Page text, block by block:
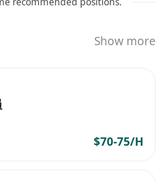
验；
趣可以内部培训；
差工作；
通。
Show more
$70-75/H